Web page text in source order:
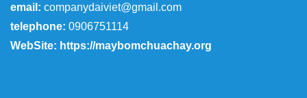
email: companydaiviet@gmail.com
telephone: 0906751114
WebSite: https://maybomchuachay.org